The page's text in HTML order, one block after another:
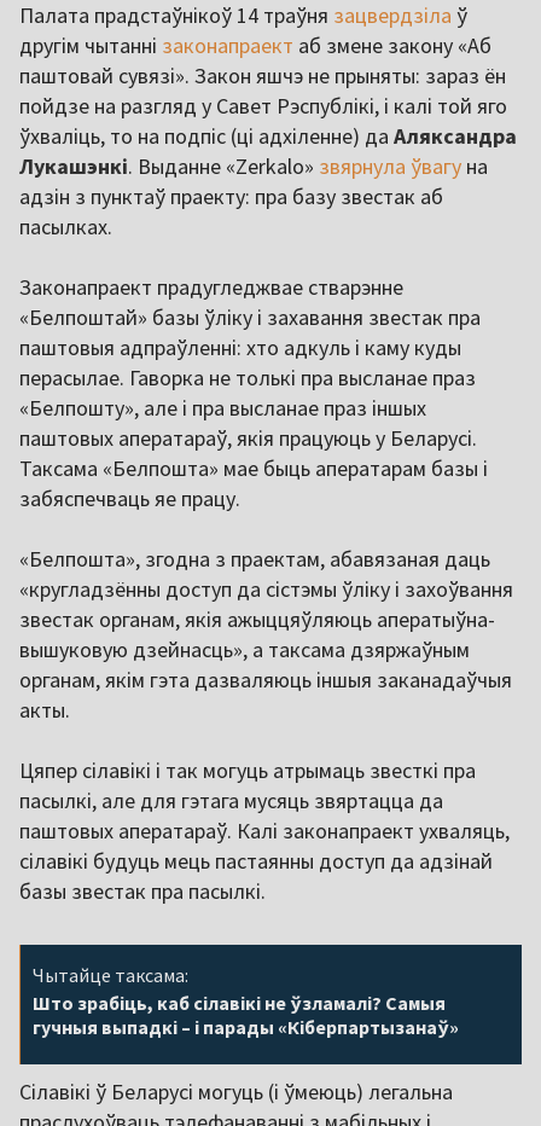
Палата прадстаўнікоў 14 траўня зацвердзіла ў
другім чытанні законапраект аб змене закону «Аб
паштовай сувязі». Закон яшчэ не прыняты: зараз ён
пойдзе на разгляд у Савет Рэспублікі, і калі той яго
ўхваліць, то на подпіс (ці адхіленне) да Аляксандра
Лукашэнкі. Выданне «Zerkalo» звярнула ўвагу на
адзін з пунктаў праекту: пра базу звестак аб
пасылках.
Законапраект прадугледжвае стварэнне
«Белпоштай» базы ўліку і захавання звестак пра
паштовыя адпраўленні: хто адкуль і каму куды
перасылае. Гаворка не толькі пра высланае праз
«Белпошту», але і пра высланае праз іншых
паштовых аператараў, якія працуюць у Беларусі.
Таксама «Белпошта» мае быць аператарам базы і
забяспечваць яе працу.
«Белпошта», згодна з праектам, абавязаная даць
«кругладзённы доступ да сістэмы ўліку і захоўвання
звестак органам, якія ажыццяўляюць аператыўна-
вышуковую дзейнасць», а таксама дзяржаўным
органам, якім гэта дазваляюць іншыя заканадаўчыя
акты.
Цяпер сілавікі і так могуць атрымаць звесткі пра
пасылкі, але для гэтага мусяць звяртацца да
паштовых аператараў. Калі законапраект ухваляць,
сілавікі будуць мець пастаянны доступ да адзінай
базы звестак пра пасылкі.
Чытайце таксама:
Што зрабіць, каб сілавікі не ўзламалі? Самыя
гучныя выпадкі – і парады «Кіберпартызанаў»
Сілавікі ў Беларусі могуць (і ўмеюць) легальна